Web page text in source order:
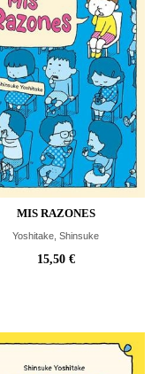
MIS RAZONES
Yoshitake, Shinsuke
15,50 €